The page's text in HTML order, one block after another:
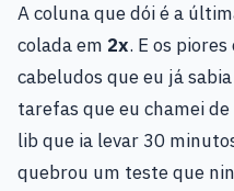
A coluna que dói é a
colada em 2x. E os
cabeludos que eu já
tarefas que eu chamei
lib que ia levar 30
quebrou um teste que